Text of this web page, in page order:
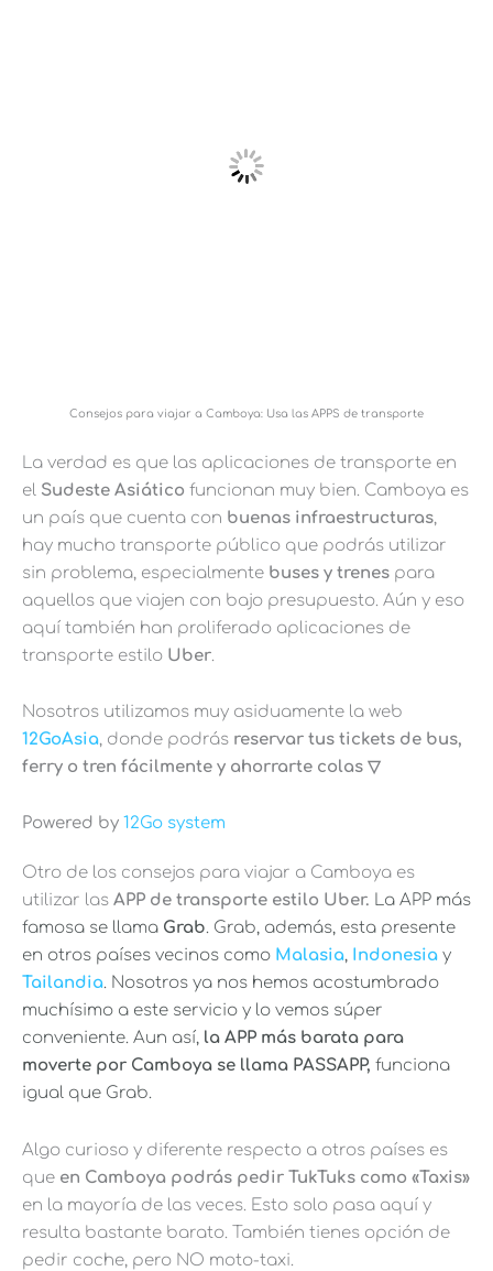
Consejos para viajar a Camboya: Usa las APPS de transporte
La verdad es que las aplicaciones de transporte en
el Sudeste Asiático funcionan muy bien. Camboya es
un país que cuenta con buenas infraestructuras,
hay mucho transporte público que podrás utilizar
sin problema, especialmente buses y trenes para
aquellos que viajen con bajo presupuesto. Aún y eso
aquí también han proliferado aplicaciones de
transporte estilo Uber.
Nosotros utilizamos muy asiduamente la web
12GoAsia, donde podrás reservar tus tickets de bus,
ferry o tren fácilmente y ahorrarte colas ▽
Powered by 12Go system
Otro de los consejos para viajar a Camboya es
utilizar las APP de transporte estilo Uber. La APP más
famosa se llama Grab. Grab, además, esta presente
en otros países vecinos como Malasia, Indonesia y
Tailandia. Nosotros ya nos hemos acostumbrado
muchísimo a este servicio y lo vemos súper
conveniente. Aun así, la APP más barata para
moverte por Camboya se llama PASSAPP, funciona
igual que Grab.
Algo curioso y diferente respecto a otros países es
que en Camboya podrás pedir TukTuks como «Taxis»
en la mayoría de las veces. Esto solo pasa aquí y
resulta bastante barato. También tienes opción de
pedir coche, pero NO moto-taxi.